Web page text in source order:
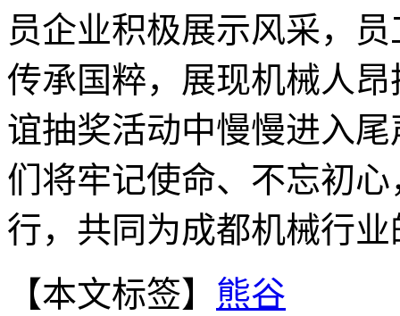
员企业积极展示风采，
传承国粹，展现机械人
谊抽奖活动中慢慢进入
们将牢记使命、不忘初
行，共同为成都机械行
【本文标签】 熊谷